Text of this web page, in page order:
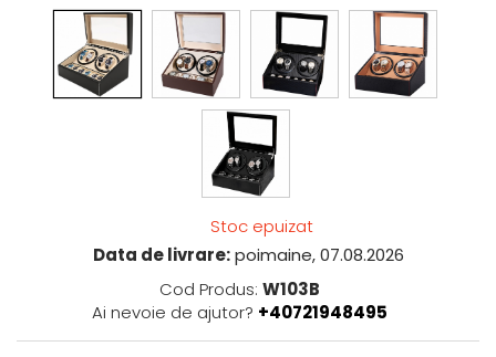
Stoc epuizat
Data de livrare:poimaine, 07.08.2026
Cod Produs: W103B
Ai nevoie de ajutor? +40721948495